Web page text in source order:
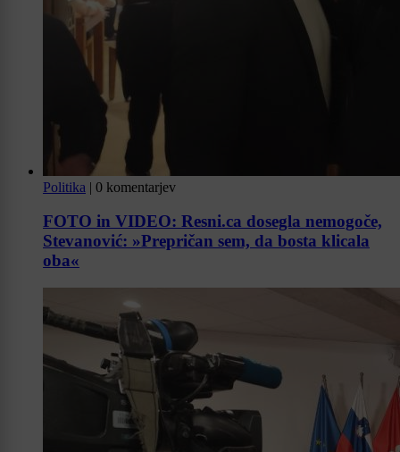
Politika | 0 komentarjev
FOTO in VIDEO: Resni.ca dosegla nemogoče,
Stevanović: »Prepričan sem, da bosta klicala
oba«